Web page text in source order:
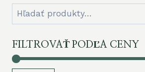
Hľadať:
FILTROVAŤ PODĽA CENY